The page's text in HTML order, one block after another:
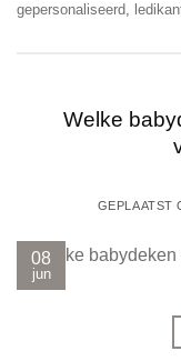
gepersonaliseerd,
Welke
GEPLAATST
08
jun